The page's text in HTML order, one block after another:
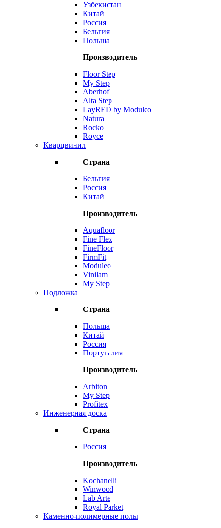
Узбекистан
Китай
Россия
Бельгия
Польша
Производитель
Floor Step
My Step
Aberhof
Alta Step
LayRED by Moduleo
Natura
Rocko
Royce
Кварцвинил
Страна
Бельгия
Россия
Китай
Производитель
Aquafloor
Fine Flex
FineFloor
FirmFit
Moduleo
Vinilam
My Step
Подложка
Страна
Польша
Китай
Россия
Португалия
Производитель
Arbiton
My Step
Profitex
Инженерная доска
Страна
Россия
Производитель
Kochanelli
Winwood
Lab Arte
Royal Parket
Каменно-полимерные полы